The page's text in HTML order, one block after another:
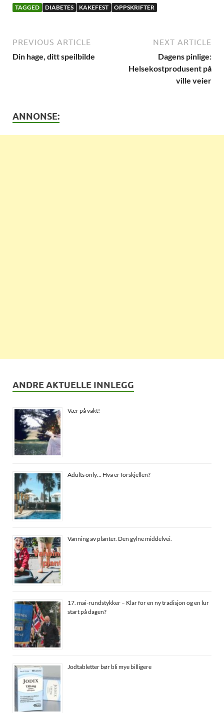
TAGGED DIABETES KAKEFEST OPPSKRIFTER
PREVIOUS ARTICLE
Din hage, ditt speilbilde
NEXT ARTICLE
Dagens pinlige:
Helsekostprodusent på
ville veier
ANNONSE:
ANDRE AKTUELLE INNLEGG
Vær på vakt!
Adults only… Hva er forskjellen?
Vanning av planter. Den gylne middelvei.
17. mai-rundstykker – Klar for en ny tradisjon og en lur
start på dagen?
Jodtabletter bør bli mye billigere